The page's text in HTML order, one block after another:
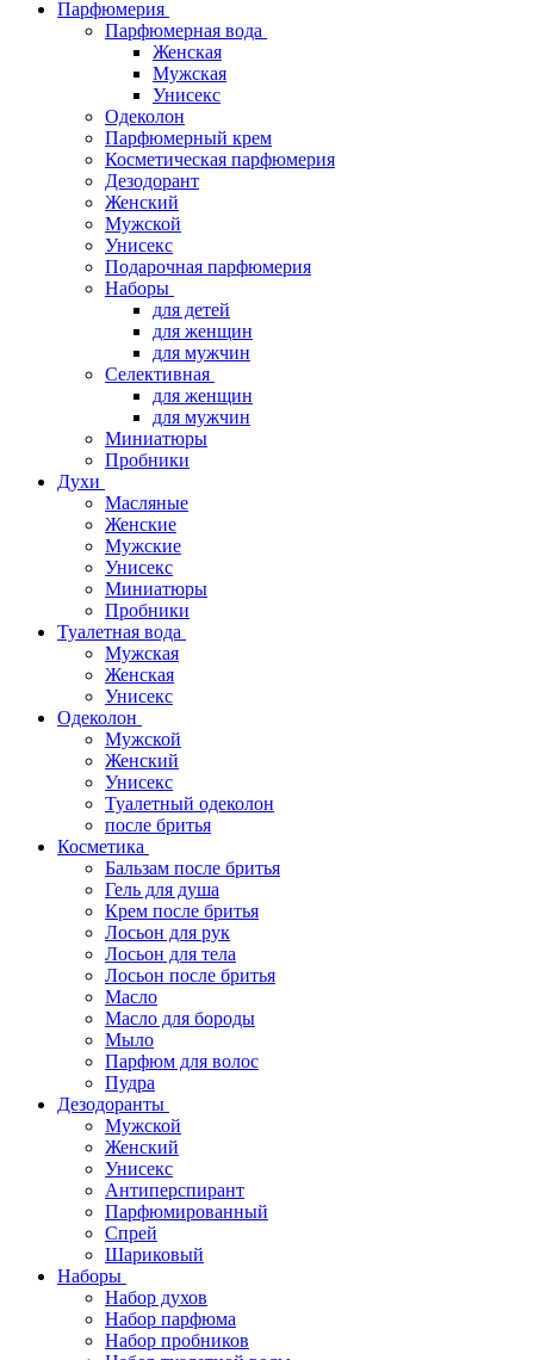
Парфюмерия
Парфюмерная вода
Женская
Мужская
Унисекс
Одеколон
Парфюмерный крем
Косметическая парфюмерия
Дезодорант
Женский
Мужской
Унисекс
Подарочная парфюмерия
Наборы
для детей
для женщин
для мужчин
Селективная
для женщин
для мужчин
Миниатюры
Пробники
Духи
Масляные
Женские
Мужские
Унисекс
Миниатюры
Пробники
Туалетная вода
Мужская
Женская
Унисекс
Одеколон
Мужской
Женский
Унисекс
Туалетный одеколон
после бритья
Косметика
Бальзам после бритья
Гель для душа
Крем после бритья
Лосьон для рук
Лосьон для тела
Лосьон после бритья
Масло
Масло для бороды
Мыло
Парфюм для волос
Пудра
Дезодоранты
Мужской
Женский
Унисекс
Антиперспирант
Парфюмированный
Спрей
Шариковый
Наборы
Набор духов
Набор парфюма
Набор пробников